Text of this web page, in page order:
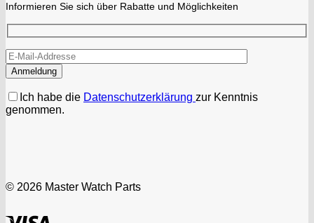
Informieren Sie sich über Rabatte und Möglichkeiten
Ich habe die Datenschutzerklärung zur Kenntnis
genommen.
© 2026 Master Watch Parts